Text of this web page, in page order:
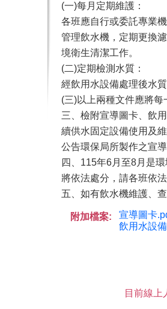
(一)每月定期維護：
各班應自行或委託專業
管理飲水機，定期更換
境衛生清潔工作。
(二)定期檢測水質：
經飲用水設備處理後水
(三)以上兩種文件應將每
三、檢附宣導圖卡、飲
續供水固定設備使用及
公告環保局所製作之宣
四、115年6月至8月是
將依法處分，請各班依
五、如有飲水機維護、
附加檔案:
宣導圖卡
飲用水設
目前線上